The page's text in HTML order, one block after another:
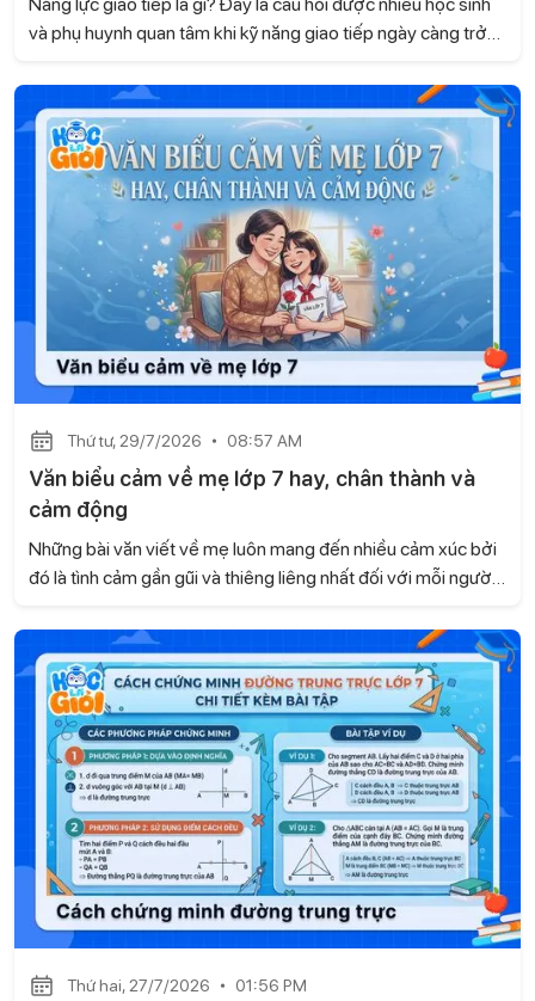
và phụ huynh quan tâm khi kỹ năng giao tiếp ngày càng trở
các em tự tin khi trao đổi, giao tiếp còn góp phần xây dựng
các mối quan hệ tốt đẹp và phát triển nhiều kỹ năng cần
thiết. Hãy cùng Học là Giỏi tìm hiểu trong bài viết dưới đây.
Thứ tư, 29/7/2026 08:57 AM
Văn biểu cảm về mẹ lớp 7 hay, chân thành và
cảm động
Những bài văn viết về mẹ luôn mang đến nhiều cảm xúc bởi
đó là tình cảm gần gũi và thiêng liêng nhất đối với mỗi người.
hay, chân thành và cảm động do Học là Giỏi tổng hợp để em
có thể tham khảo.
Thứ hai, 27/7/2026 01:56 PM